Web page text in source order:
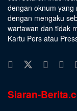
dengan oknum yang
dengan mengaku
wartawan dan tidak
Kartu Pers atau
Siaran-